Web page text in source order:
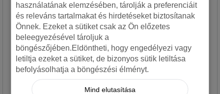
használatának elemzésében, tárolják a preferenciáit
és releváns tartalmakat és hirdetéseket biztosítanak
Önnek. Ezeket a sütiket csak az Ön előzetes
beleegyezésével tároljuk a
böngészőjében.Eldöntheti, hogy engedélyezi vagy
letiltja ezeket a sütiket, de bizonyos sütik letiltása
befolyásolhatja a böngészési élményt.
Mind elutasítása